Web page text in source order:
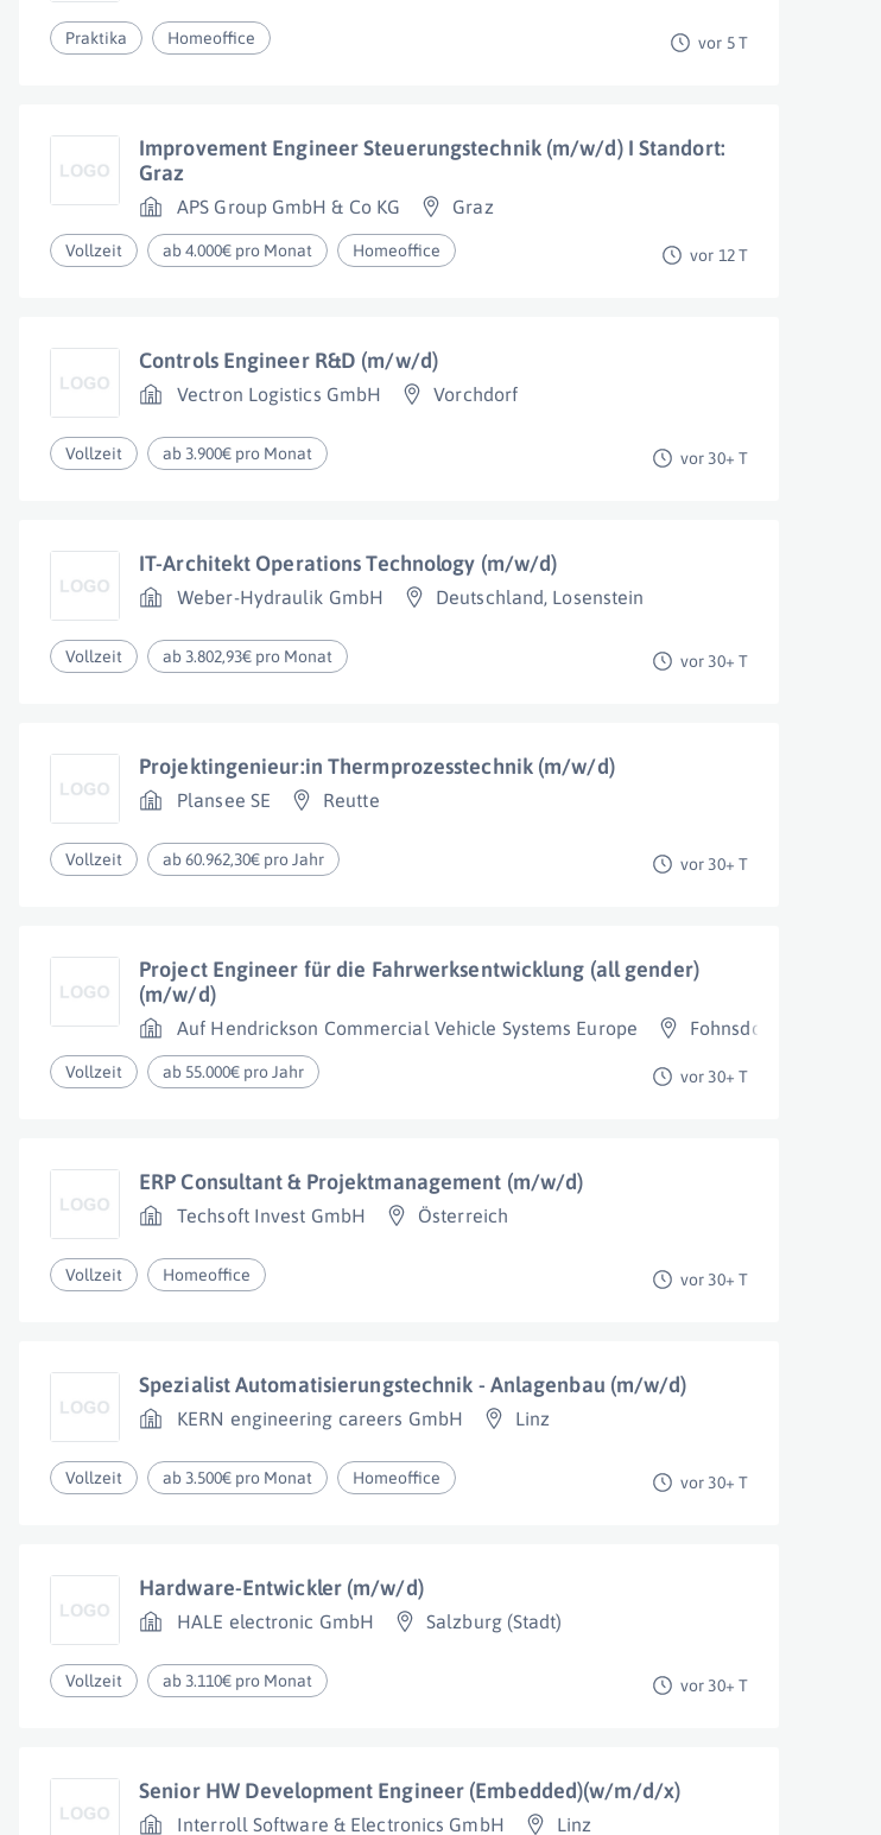
Praktika Homeoffice vor 5 T
Improvement Engineer Steuerungstechnik (m/w/d) I Standort:
Graz
APS Group GmbH & Co KG Graz
Vollzeit ab 4.000€ pro Monat Homeoffice vor 12 T
Controls Engineer R&D (m/w/d)
Vectron Logistics GmbH Vorchdorf
Vollzeit ab 3.900€ pro Monat vor 30+ T
IT-Architekt Operations Technology (m/w/d)
Weber-Hydraulik GmbH Deutschland, Losenstein
Vollzeit ab 3.802,93€ pro Monat vor 30+ T
Projektingenieur:in Thermprozesstechnik (m/w/d)
Plansee SE Reutte
Vollzeit ab 60.962,30€ pro Jahr vor 30+ T
Project Engineer für die Fahrwerksentwicklung (all gender)
(m/w/d)
Auf Hendrickson Commercial Vehicle Systems Europe Fohnsdorf
Vollzeit ab 55.000€ pro Jahr vor 30+ T
ERP Consultant & Projektmanagement (m/w/d)
Techsoft Invest GmbH Österreich
Vollzeit Homeoffice vor 30+ T
Spezialist Automatisierungstechnik - Anlagenbau (m/w/d)
KERN engineering careers GmbH Linz
Vollzeit ab 3.500€ pro Monat Homeoffice vor 30+ T
Hardware-Entwickler (m/w/d)
HALE electronic GmbH Salzburg (Stadt)
Vollzeit ab 3.110€ pro Monat vor 30+ T
Senior HW Development Engineer (Embedded)(w/m/d/x)
Interroll Software & Electronics GmbH Linz